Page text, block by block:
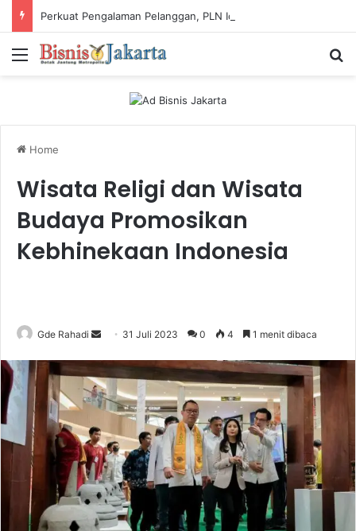
Menu
Home
Wisata Religi dan Wisata
Budaya Promosikan
Kebhinekaan Indonesia
Gde Rahadi
d
a
n
e
m
a
i
31 Juli 2023 0 4 1 menit dibaca